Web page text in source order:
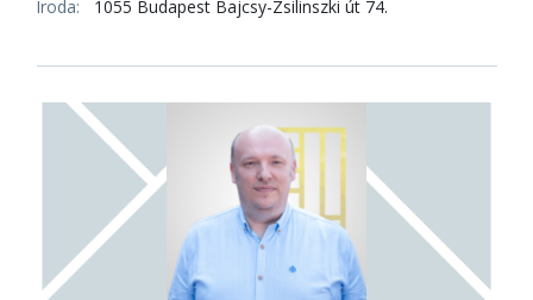
Iroda: 1055 Budapest Bajcsy-Zsilinszki út 74.